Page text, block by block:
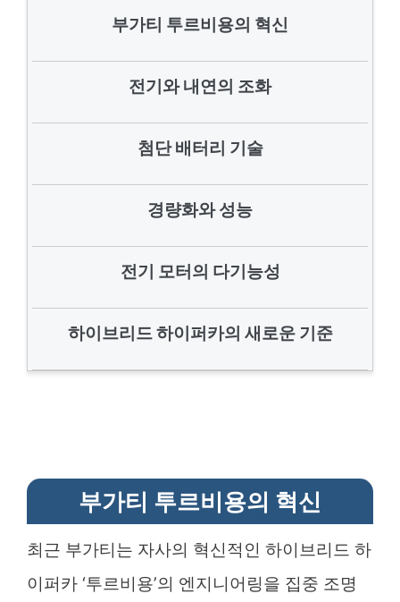
부가티 투르비용의 혁신
전기와 내연의 조화
첨단 배터리 기술
경량화와 성능
전기 모터의 다기능성
하이브리드 하이퍼카의 새로운 기준
부가티 투르비용의 혁신
최근 부가티는 자사의 혁신적인 하이브리드 하
이퍼카 ‘투르비용’의 엔지니어링을 집중 조명